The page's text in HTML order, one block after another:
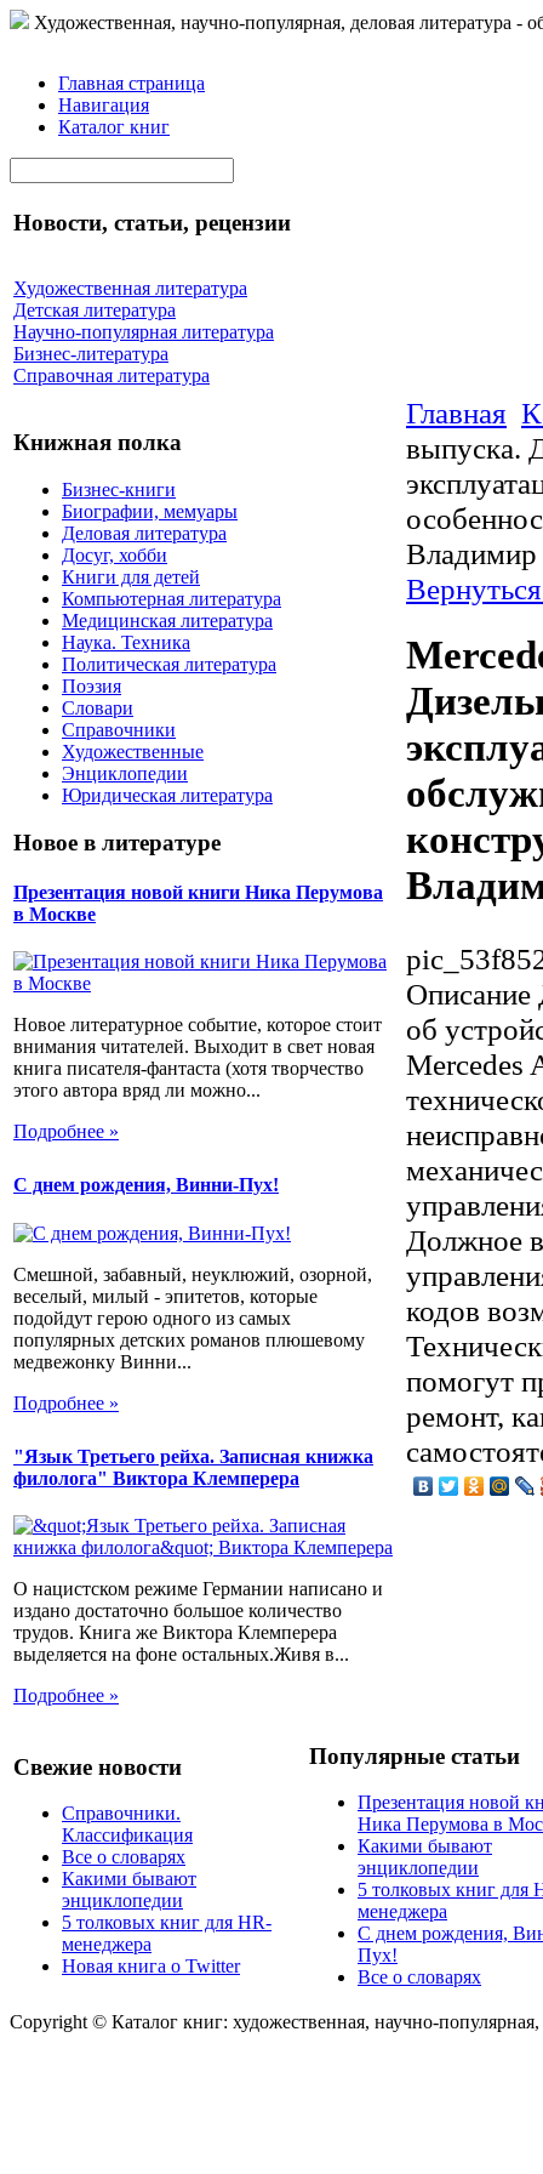
Художественная, научно-популярная, деловая литература -
Главная страница
Навигация
Каталог книг
Новости, статьи, рецензии
Художественная литература
Детская литература
Научно-популярная литература
Бизнес-литература
Справочная литература
Книжная полка
Бизнес-книги
Биографии, мемуары
Деловая литература
Досуг, хобби
Книги для детей
Компьютерная литература
Медицинская литература
Наука. Техника
Политическая литература
Поэзия
Словари
Справочники
Художественные
Энциклопедии
Юридическая литература
Новое в литературе
Презентация новой книги Ника Перумова
в Москве
Новое литературное событие, которое стоит
внимания читателей. Выходит в свет новая
книга писателя-фантаста (хотя творчество
этого автора вряд ли можно...
Подробнее »
С днем рождения, Винни-Пух!
Смешной, забавный, неуклюжий, озорной,
веселый, милый - эпитетов, которые
подойдут герою одного из самых
популярных детских романов плюшевому
медвежонку Винни...
Подробнее »
"Язык Третьего рейха. Записная книжка
филолога" Виктора Клемперера
О нацистском режиме Германии написано и
издано достаточно большое количество
трудов. Книга же Виктора Клемперера
выделяется на фоне остальных.Живя в...
Подробнее »
Главная
выпуска.
Владимир
Описание
об
Mercedes
Должное
кодов
помогут
ремонт,
Свежие новости
Справочники.
Классификация
Все о словарях
Какими бывают
энциклопедии
5 толковых книг для HR-
менеджера
Новая книга о Twitter
Популярные статьи
Презентация новой
Ника Перумова в
Какими бывают
энциклопедии
5 толковых книг для
менеджера
С днем рождения,
Пух!
Все о словарях
Copyright © Каталог книг: художественная, научно-